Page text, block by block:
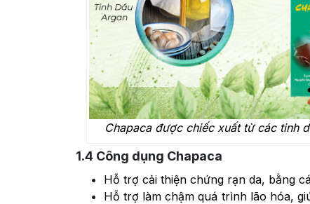
Chapaca được chiếc xuất từ các tinh
1.4 Công dụng Chapaca
Hỗ trợ cải thiện chứng rạn da, bằng
Hỗ trợ làm chậm quá trình lão hóa,